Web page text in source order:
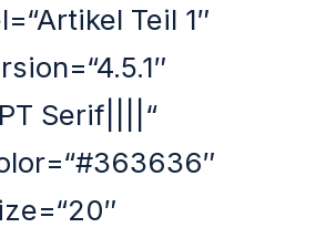
Teil 1″
Serif||||“